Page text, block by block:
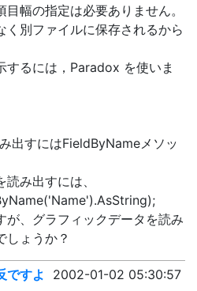
幅の指定は必要ありません。
く別ファイルに保存されるから
するには，Paradox を使いま
出すにはFieldByNameメソッ
み出すには、
が、グラフィックデータを読み
しょうか？
ですよ
2002-01-02 05:30:57